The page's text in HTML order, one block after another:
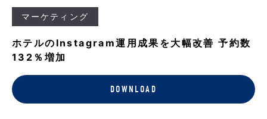
マーケティング
ホテルのInstagram運用成果を大幅改善 予約数
132％増加
DOWNLOAD